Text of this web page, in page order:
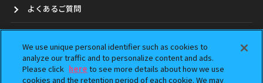
よくあるご質問
ガシャポンどこ？
We use unique personal identifier such as cookies to
analyze our traffic and to personalize content and ads.
Please click here to see more details about how we use
cookies and the retention period of each cookie. We may